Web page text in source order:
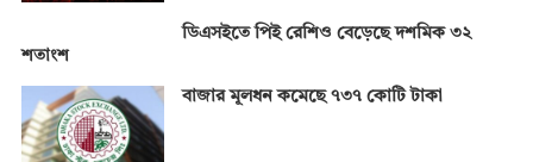
ডিএসইতে পিই রেশিও বেড়েছে দশমিক ৩২
শতাংশ
বাজার মূলধন কমেছে ৭৩৭ কোটি টাকা